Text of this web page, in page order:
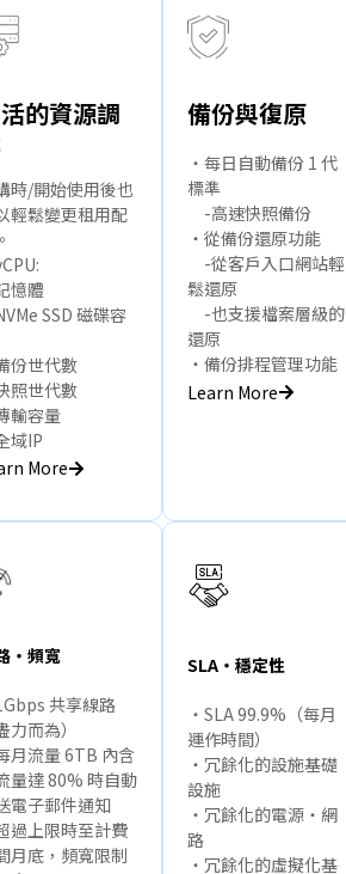
的資源調
時/開始使用後也
輕鬆變更租用配
憶體
SSD 磁碟容
份世代數
照世代數
輸容量
域IP
More
備份與復原
・每日自動備份 1 代
標準
-高速快照備份
・從備份還原功能
-從客戶入口網站輕
鬆還原
-也支援檔案層級的
還原
・備份排程管理功能
Learn More
・頻寬
共享線路
力而為）
月流量 6TB 內含
量達 80% 時自動
電子郵件通知
過上限時至計費
月底，頻寬限制
SLA・穩定性
・SLA 99.9%（每月
運作時間）
・冗餘化的設施基礎
設施
・冗餘化的電源・網
路
・冗餘化的虛擬化基